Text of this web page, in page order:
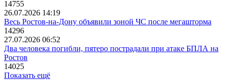
14755
26.07.2026 14:19
Весь Ростов-на-Дону объявили зоной ЧС после мегашторма
14296
27.07.2026 06:52
Два человека погибли, пятеро пострадали при атаке БПЛА на
Ростов
14025
Показать ещё